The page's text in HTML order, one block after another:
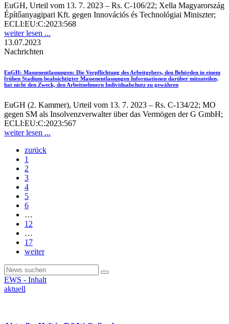
EuGH, Urteil vom 13. 7. 2023 – Rs. C-106/22; Xella Magyarország
Építőanyagipari Kft. gegen Innovációs és Technológiai Miniszter;
ECLI:EU:C:2023:568
weiter lesen ...
13.07.2023
Nachrichten
EuGH: Massenentlassungen: Die Verpflichtung des Arbeitgebers, den Behörden in einem
frühen Stadium beabsichtigter Massenentlassungen Informationen darüber mitzuteilen,
hat nicht den Zweck, den Arbeitnehmern Individualschutz zu gewähren
EuGH (2. Kammer), Urteil vom 13. 7. 2023 – Rs. C-134/22; MO
gegen SM als Insolvenzverwalter über das Vermögen der G GmbH;
ECLI:EU:C:2023:567
weiter lesen ...
zurück
1
2
3
4
5
6
…
12
…
17
weiter
EWS - Inhalt
aktuell